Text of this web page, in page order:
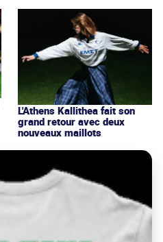
L'Athens Kallithea fait son
grand retour avec deux
nouveaux maillots